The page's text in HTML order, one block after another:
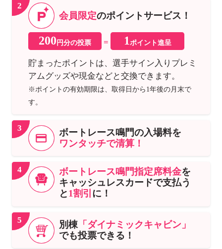
2
会員限定のポイントサービス！
200 円分の投票 = 1ポイント進呈
貯まったポイントは、選手サイン入りプレミ
アムグッズや現金などと交換できます。
※ポイントの有効期限は、取得日から1年後の月末で
す。
3
ボートレース鳴門の入場料を
ワンタッチで清算！
4 ボートレース鳴門指定席料金を
キャッシュレスカードで支払う
と1割引 に！
5 別棟「ダイナミックキャビン」
でも投票できる！